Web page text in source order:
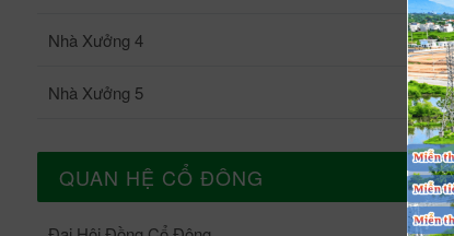
Nhà Xưởng 4
Nhà Xưởng 5
QUAN HỆ CỔ ĐÔNG